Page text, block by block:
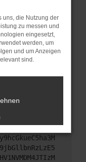
dazu führen,
mehr
versucht
versuchen,
uns diesen
zu
uns, die Nutzung der
zu messen und
eingesetzt,
werden, um
und um Anzeigen
sind.